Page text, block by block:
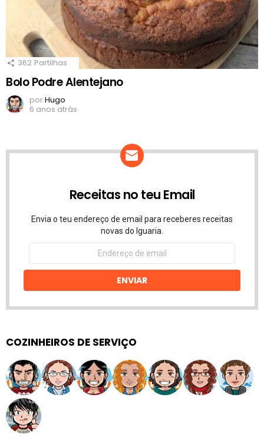
362 Partilhas
Bolo Podre Alentejano
porHugo
6 anos atrás
Receitas no teu Email
Envia o teu endereço de email para receberes receitas
novas do Iguaria.
Endereço
email
ENVIAR
COZINHEIROS DE SERVIÇO